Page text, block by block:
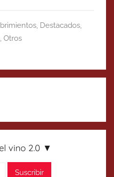
, Destacados,
, Otros
vino 2.0 ▼